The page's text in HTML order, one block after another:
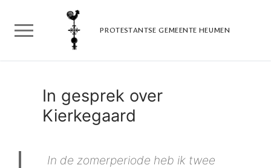
naar
inhoud
PROTESTANTSE GEMEENTE HEUMEN
In gesprek over
Kierkegaard
In de zomerperiode heb ik twee